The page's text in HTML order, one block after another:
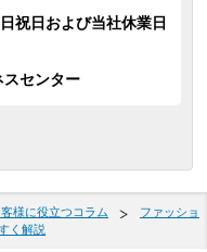
祝日および当社休業日
スセンター
客様に役立つコラム
ファッショ
く解説